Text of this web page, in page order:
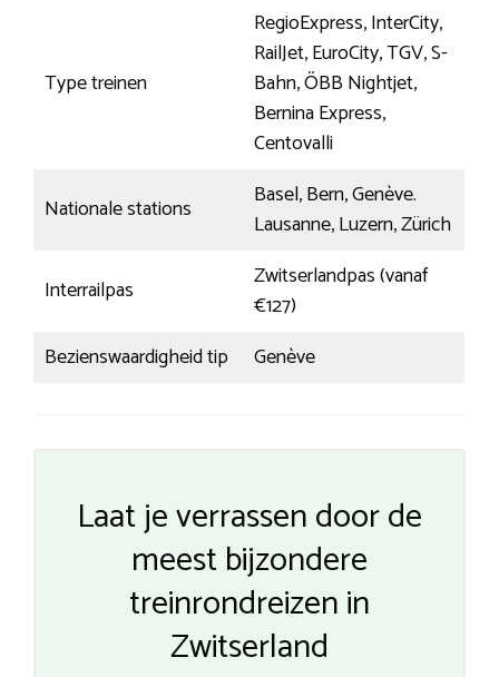
Type treinen
RegioExpress, InterCity,
RailJet, EuroCity, TGV, S-
Bahn, ÖBB Nightjet,
Bernina Express,
Centovalli
Nationale stations
Basel, Bern, Genève.
Lausanne, Luzern, Zürich
Interrailpas
Zwitserlandpas (vanaf
€127)
Bezienswaardigheid tip
Genève
Laat je verrassen door de
meest bijzondere
treinrondreizen in
Zwitserland